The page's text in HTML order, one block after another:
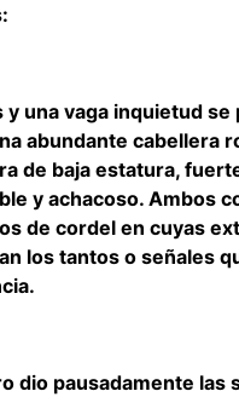
una vaga inquietud
abundante cabellera
de baja estatura,
y achacoso. Ambos
de cordel en cuyas
los tantos o señales
dio pausadamente